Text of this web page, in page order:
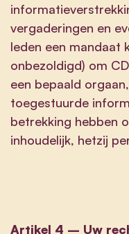
vergaderingen en
leden een mandaat
onbezoldigd) om
een bepaald
toegestuurde
betrekking hebben
inhoudelijk, hetzij
Artikel 4 – Uw